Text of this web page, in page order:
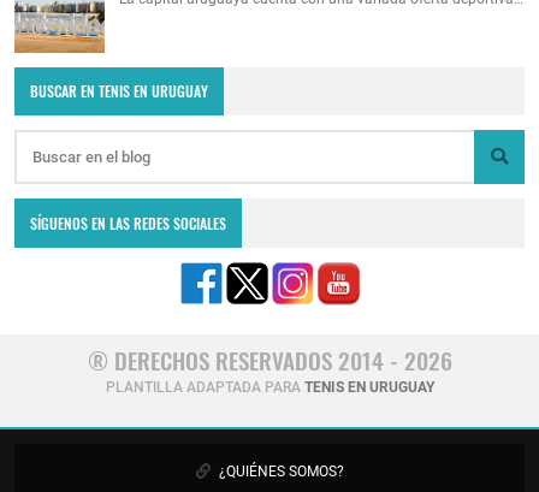
BUSCAR EN TENIS EN URUGUAY
SÍGUENOS EN LAS REDES SOCIALES
® DERECHOS RESERVADOS 2014 - 2026
PLANTILLA ADAPTADA PARA TENIS EN URUGUAY
¿QUIÉNES SOMOS?